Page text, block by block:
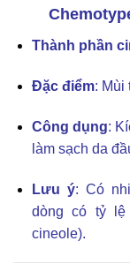
Thành phần
Đặc điểm: Mùi
Công dụng:
làm sạch da
Lưu ý: Có
dòng có tỷ lệ
cineole).